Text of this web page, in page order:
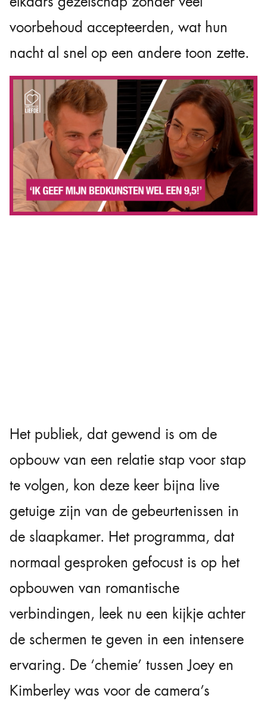
voorbehoud accepteerden, wat hun
nacht al snel op een andere toon zette.
Het publiek, dat gewend is om de
opbouw van een relatie stap voor stap
te volgen, kon deze keer bijna live
getuige zijn van de gebeurtenissen in
de slaapkamer. Het programma, dat
normaal gesproken gefocust is op het
opbouwen van romantische
verbindingen, leek nu een kijkje achter
de schermen te geven in een intensere
ervaring. De ‘chemie’ tussen Joey en
Kimberley was voor de camera’s